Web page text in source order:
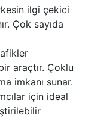
ilgi çekici
Çok sayıda
araçtır. Çoklu
imkanı sunar.
için ideal